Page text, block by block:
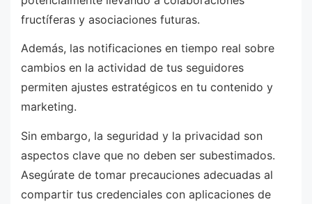
fructíferas y asociaciones futuras.
Además, las notificaciones en tiempo real sobre
cambios en la actividad de tus seguidores
permiten ajustes estratégicos en tu contenido y
marketing.
Sin embargo, la seguridad y la privacidad son
aspectos clave que no deben ser subestimados.
Asegúrate de tomar precauciones adecuadas al
compartir tus credenciales con aplicaciones de